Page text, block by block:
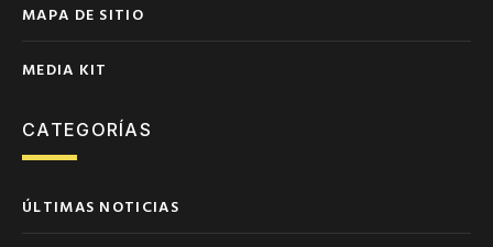
MAPA DE SITIO
MEDIA KIT
CATEGORÍAS
ÚLTIMAS NOTICIAS